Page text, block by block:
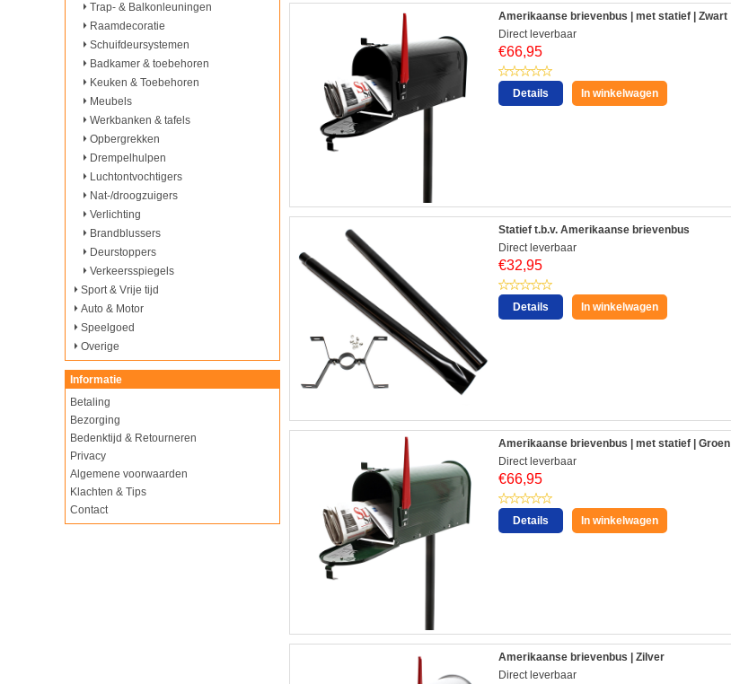
Trap- & Balkonleuningen
Raamdecoratie
Schuifdeursystemen
Badkamer & toebehoren
Keuken & Toebehoren
Meubels
Werkbanken & tafels
Opbergrekken
Drempelhulpen
Luchtontvochtigers
Nat-/droogzuigers
Verlichting
Brandblussers
Deurstoppers
Verkeersspiegels
Sport & Vrije tijd
Auto & Motor
Speelgoed
Overige
Informatie
Betaling
Bezorging
Bedenktijd & Retourneren
Privacy
Algemene voorwaarden
Klachten & Tips
Contact
Amerikaanse brievenbus | met statief | Zwart
Direct leverbaar
€66,95
Details In winkelwagen
Statief t.b.v. Amerikaanse brievenbus
Direct leverbaar
€32,95
Details In winkelwagen
Amerikaanse brievenbus | met statief | Groen
Direct leverbaar
€66,95
Details In winkelwagen
Amerikaanse brievenbus | Zilver
Direct leverbaar